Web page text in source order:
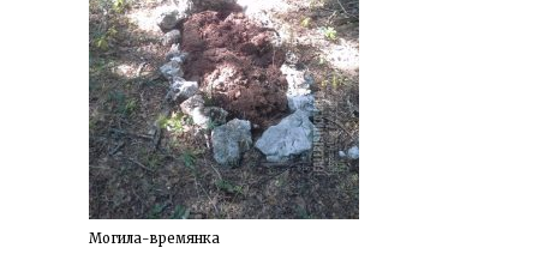
Могила-времянка